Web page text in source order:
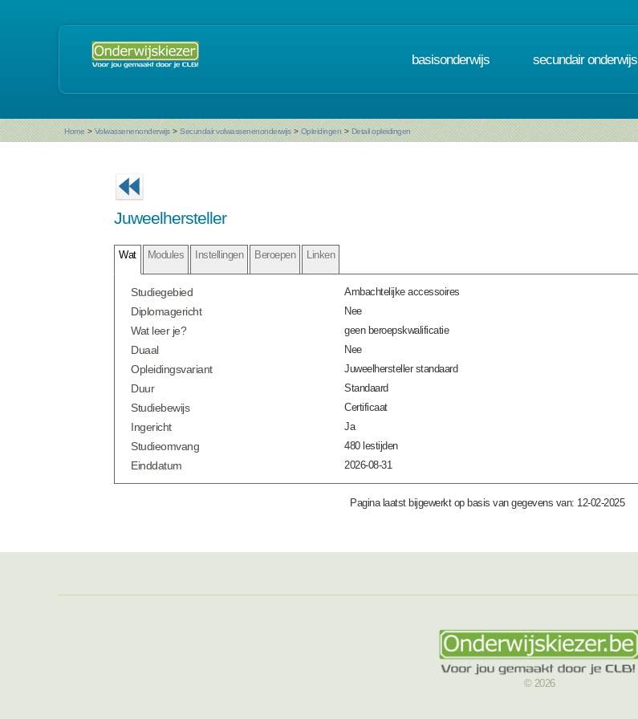
basisonderwijs secundair onderwijs
Home > Volwassenenonderwijs > Secundair volwassenenonderwijs > Opleidingen > Detail opleidingen
Juweelhersteller
Wat Modules Instellingen Beroepen Linken
Studiegebied Ambachtelijke accessoires
Diplomagericht Nee
Wat leer je? geen beroepskwalificatie
Duaal Nee
Opleidingsvariant Juweelhersteller standaard
Duur Standaard
Studiebewijs Certificaat
Ingericht Ja
Studieomvang 480 lestijden
Einddatum 2026-08-31
Pagina laatst bijgewerkt op basis van gegevens van: 12-02-2025
© 2026